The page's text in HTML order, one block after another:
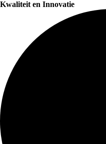
Kwaliteit en Innovatie